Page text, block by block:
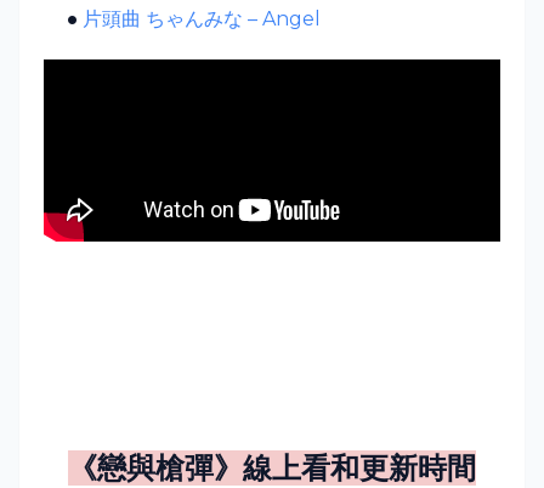
片頭曲 ちゃんみな – Angel
《戀與槍彈》 線上看和更新時間